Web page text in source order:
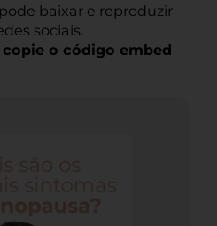
baixar e reproduzir
sociais.
copie o código embed